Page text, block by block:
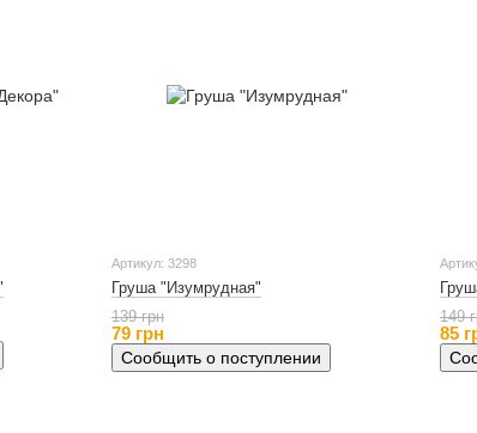
Артикул: 3298
Груша "Изумрудная"
139 грн
79 грн
Сообщить о поступлении
149
85